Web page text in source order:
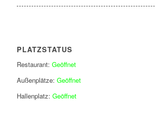
PLATZSTATUS
Restaurant: Geöffnet
Außenplätze: Geöffnet
Hallenplatz: Geöffnet